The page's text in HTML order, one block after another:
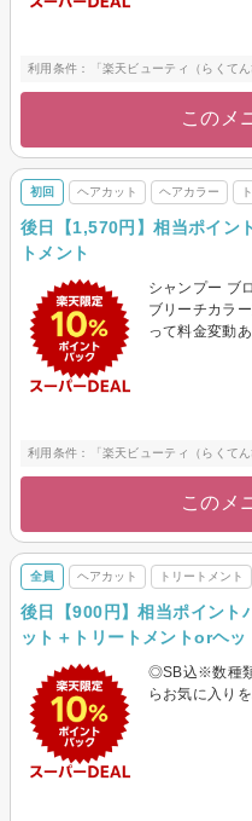
利用条件：「楽天ビューティ（らくて
このメ
初回 ヘアカット ヘアカラー
後日【1,570円】相当ポイン
トメント
シャンプー ブ
ブリーチカラ
って料金変動あ
利用条件：「楽天ビューティ（らくて
このメ
全員 ヘアカット トリートメント
後日【900円】相当ポイント
ット＋トリートメントorヘッ
◎SB込※数種
らお気に入り